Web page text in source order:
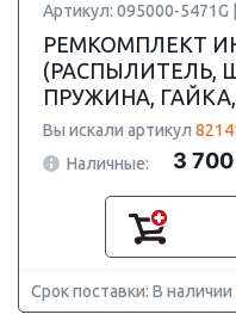
Артикул: 095000-5471G |
РЕМКОМПЛЕКТ
(РАСПЫЛИТЕЛЬ,
ПРУЖИНА,
Вы искали артикул
Наличные:
3
Срок поставки: В наличии